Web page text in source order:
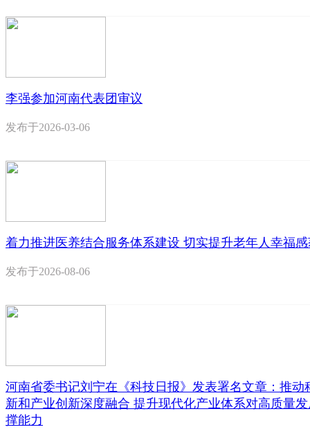
李强参加河南代表团审议
发布于2026-03-06
着力推进医养结合服务体系建设 切实提升老年人幸福
发布于2026-08-06
河南省委书记刘宁在《科技日报》发表署名文章：推动
新和产业创新深度融合 提升现代化产业体系对高质量
撑能力